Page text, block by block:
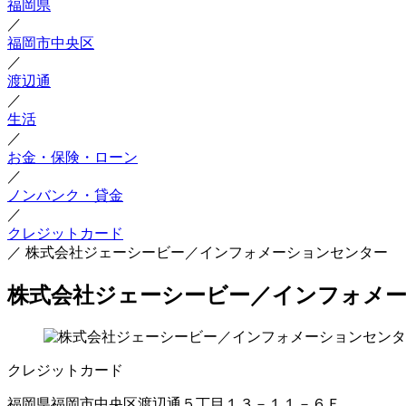
福岡県
／
福岡市中央区
／
渡辺通
／
生活
／
お金・保険・ローン
／
ノンバンク・貸金
／
クレジットカード
／ 株式会社ジェーシービー／インフォメーションセンター
株式会社ジェーシービー／インフォメ
クレジットカード